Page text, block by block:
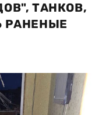
ТАНКОВ,
РАНЕНЫЕ